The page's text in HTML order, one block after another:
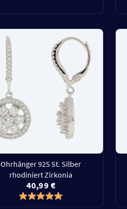
Ohrhänger 925 St. Silber
rhodiniert Zirkonia
40,99 €